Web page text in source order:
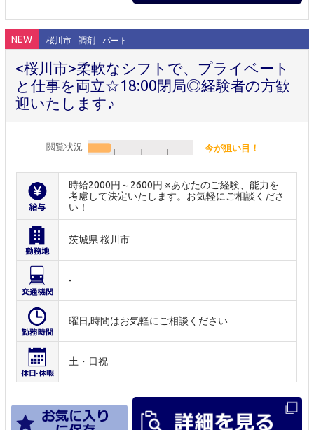
NEW 桜川市 調剤 パート
<桜川市>柔軟なシフトで、プライベート
と仕事を両立☆18:00閉局◎経験者の方歓
迎いたします♪
閲覧状況 今が狙い目！
時給2000円～2600円 ※あなたのご経験、能力を
考慮して決定いたします。お気軽にご相談くださ
い！
茨城県 桜川市
-
曜日,時間はお気軽にご相談ください
土・日祝